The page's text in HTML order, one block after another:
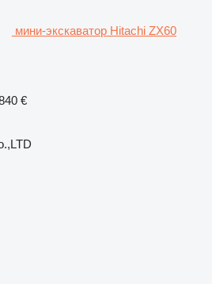
мини-экскаватор Hitachi ZX60
€